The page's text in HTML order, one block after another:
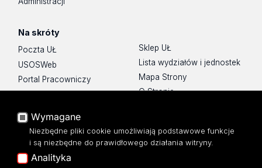
Na skróty
Poczta UŁ
USOSWeb
Portal Pracowniczy
Baza Aktów Własnych
Moodle
Eksperci UŁ
Polityka Prywatności
Dostępność
Sklep UŁ
Lista wydziałów i jednostek
Mapa Strony
O Stronie
Wymagane
Niezbędne pliki cookie umożliwiają podstawowe funkcje
i są niezbędne do prawidłowego działania witryny.
Analityka